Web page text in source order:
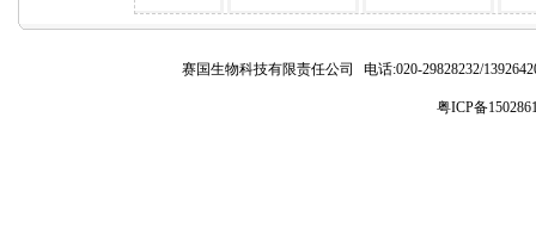
赛国生物科技有限责任公司 电话:020-29828232/
粤ICP备